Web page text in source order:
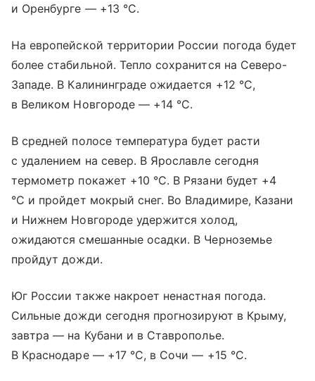
и Оренбурге — +13 °С.
На европейской территории России погода будет
более стабильной. Тепло сохранится на Северо-
Западе. В Калининграде ожидается +12 °С,
в Великом Новгороде — +14 °С.
В средней полосе температура будет расти
с удалением на север. В Ярославле сегодня
термометр покажет +10 °С. В Рязани будет +4
°С и пройдет мокрый снег. Во Владимире, Казани
и Нижнем Новгороде удержится холод,
ожидаются смешанные осадки. В Черноземье
пройдут дожди.
Юг России также накроет ненастная погода.
Сильные дожди сегодня прогнозируют в Крыму,
завтра — на Кубани и в Ставрополье.
В Краснодаре — +17 °С, в Сочи — +15 °С.